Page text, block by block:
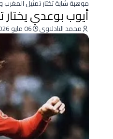
موهبة شابة تختار تمثيل
أيوب بوعدي
محمد التادلاوي 06 مايو 2026 - 14:00